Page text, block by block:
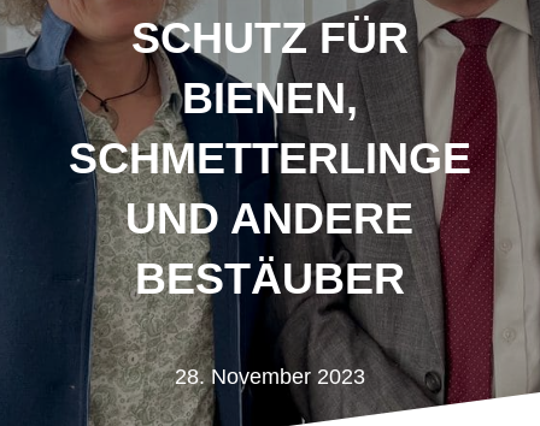
SCHUTZ FÜR
BIENEN,
SCHMETTERLINGE
UND ANDERE
BESTÄUBER
28. November 2023